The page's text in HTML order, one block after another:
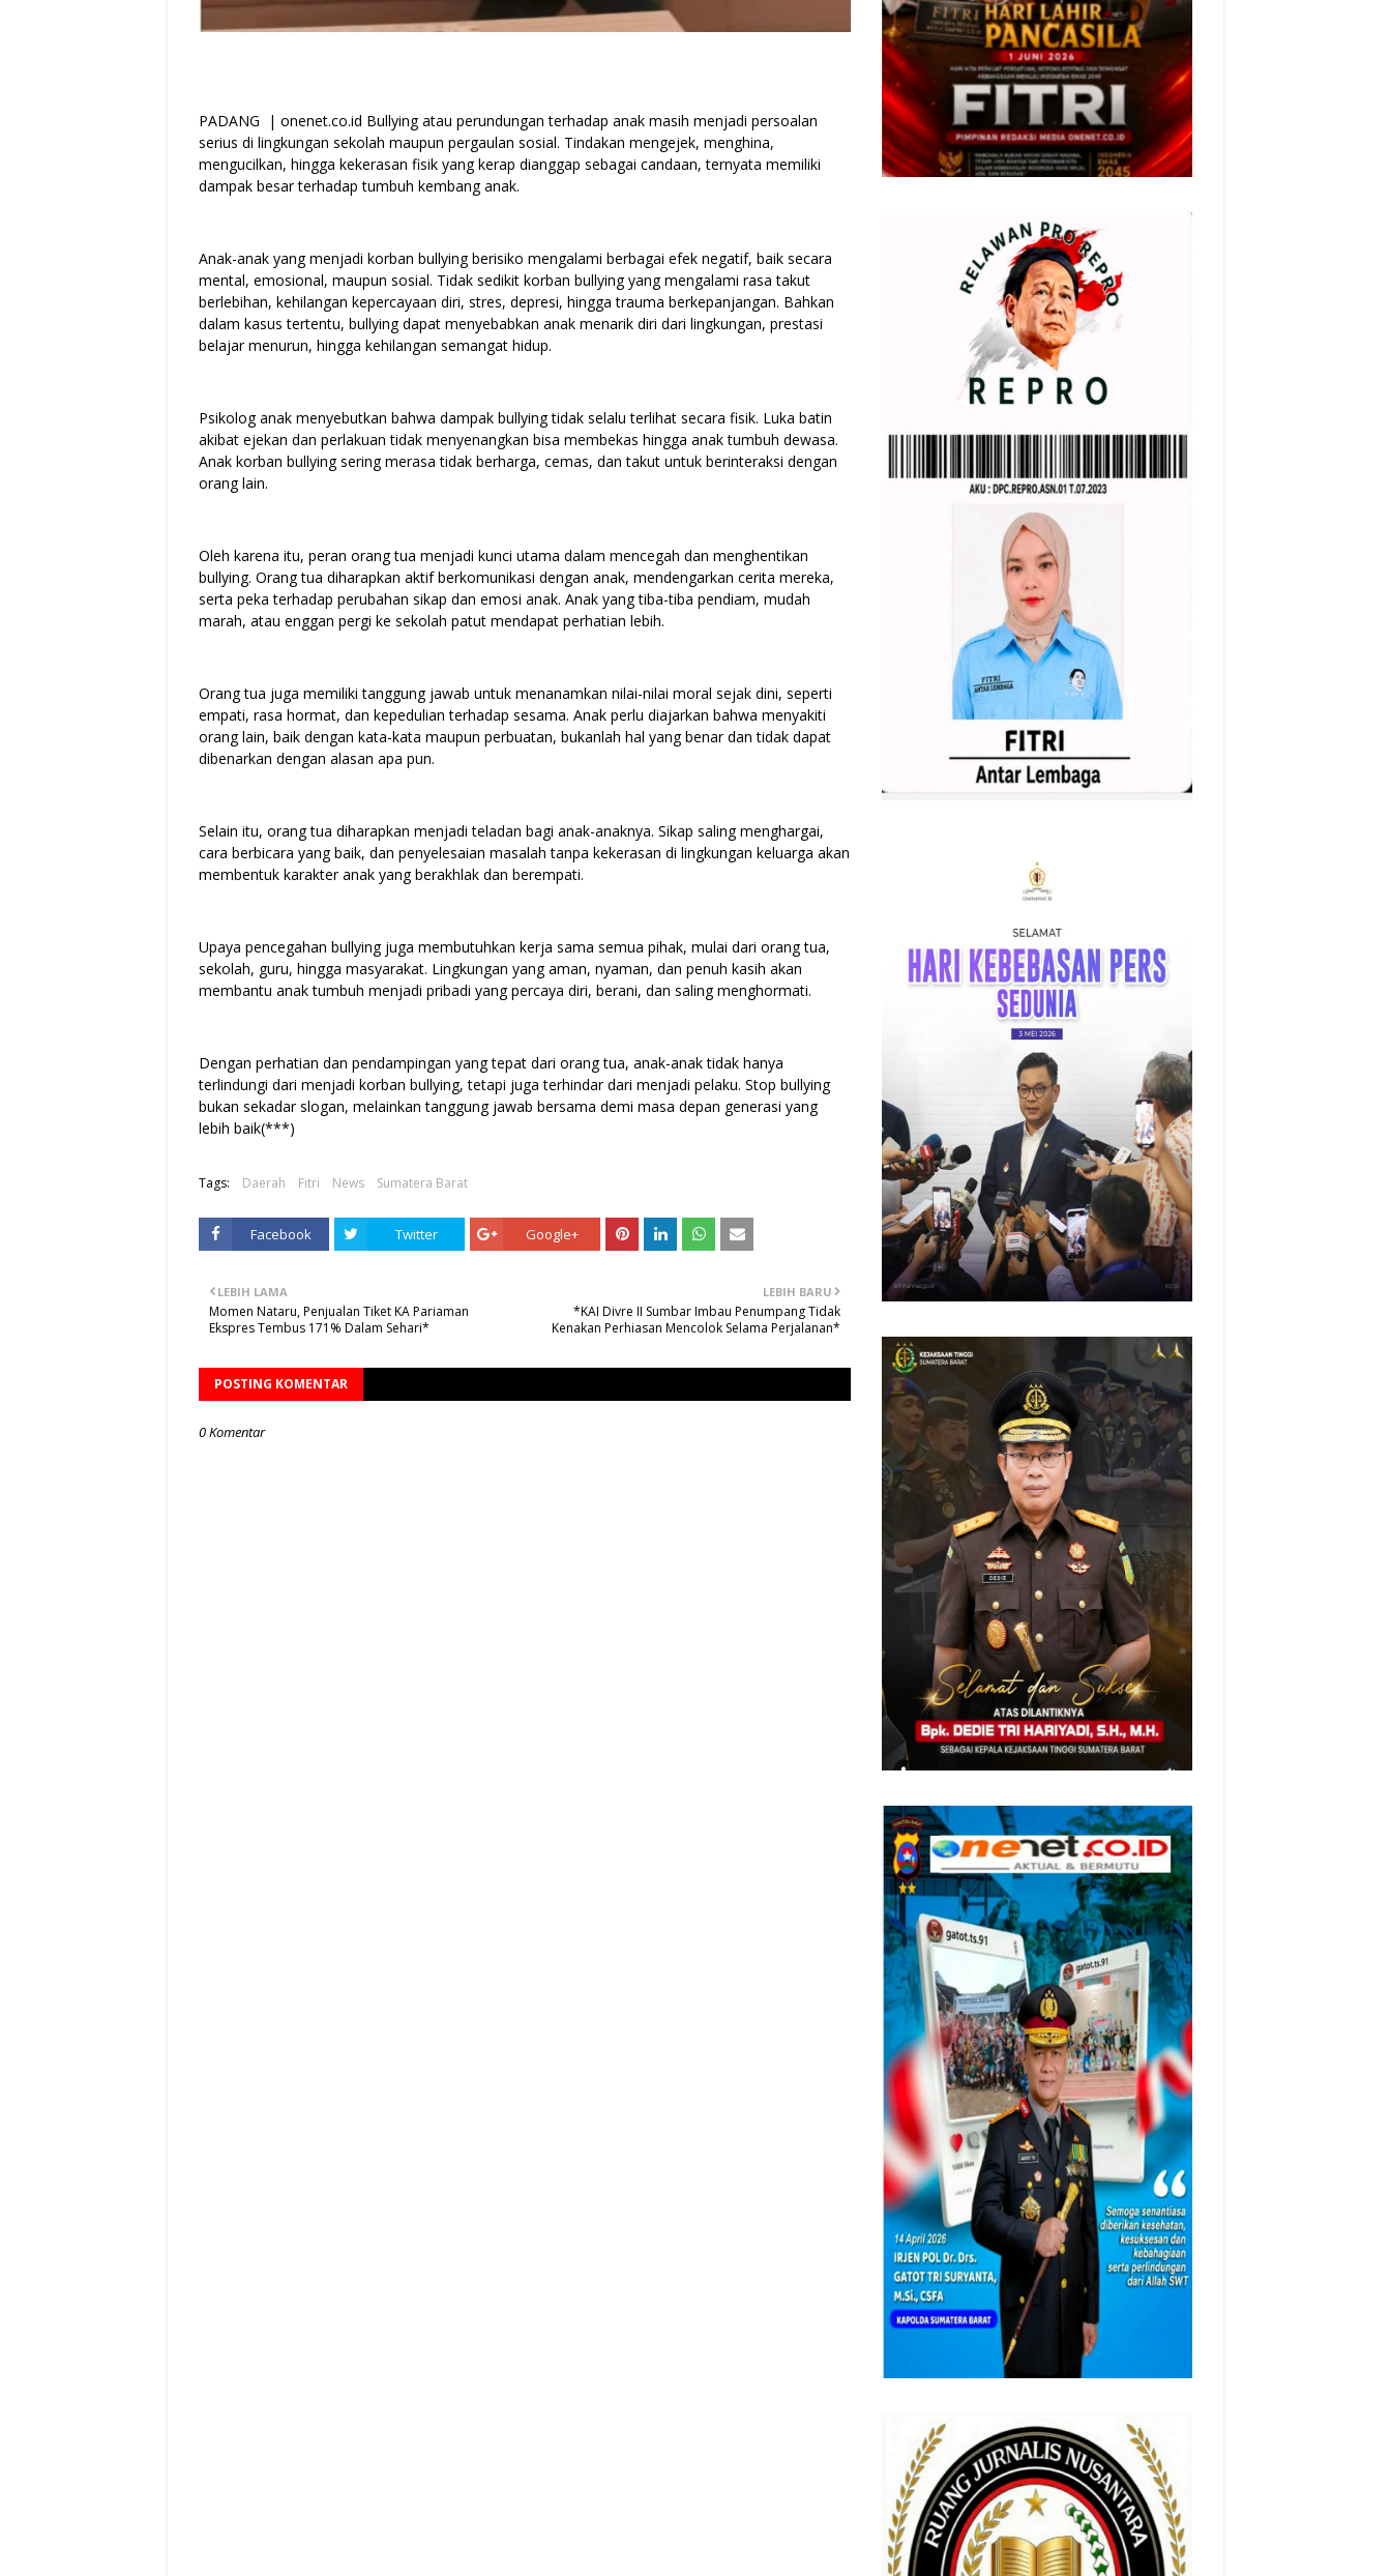
PADANG | onenet.co.id Bullying atau perundungan terhadap anak masih menjadi persoalan
serius di lingkungan sekolah maupun pergaulan sosial. Tindakan mengejek, menghina,
mengucilkan, hingga kekerasan fisik yang kerap dianggap sebagai candaan, ternyata memiliki
dampak besar terhadap tumbuh kembang anak.
Anak-anak yang menjadi korban bullying berisiko mengalami berbagai efek negatif, baik secara
mental, emosional, maupun sosial. Tidak sedikit korban bullying yang mengalami rasa takut
berlebihan, kehilangan kepercayaan diri, stres, depresi, hingga trauma berkepanjangan. Bahkan
dalam kasus tertentu, bullying dapat menyebabkan anak menarik diri dari lingkungan, prestasi
belajar menurun, hingga kehilangan semangat hidup.
Psikolog anak menyebutkan bahwa dampak bullying tidak selalu terlihat secara fisik. Luka batin
akibat ejekan dan perlakuan tidak menyenangkan bisa membekas hingga anak tumbuh dewasa.
Anak korban bullying sering merasa tidak berharga, cemas, dan takut untuk berinteraksi dengan
orang lain.
Oleh karena itu, peran orang tua menjadi kunci utama dalam mencegah dan menghentikan
bullying. Orang tua diharapkan aktif berkomunikasi dengan anak, mendengarkan cerita mereka,
serta peka terhadap perubahan sikap dan emosi anak. Anak yang tiba-tiba pendiam, mudah
marah, atau enggan pergi ke sekolah patut mendapat perhatian lebih.
Orang tua juga memiliki tanggung jawab untuk menanamkan nilai-nilai moral sejak dini, seperti
empati, rasa hormat, dan kepedulian terhadap sesama. Anak perlu diajarkan bahwa menyakiti
orang lain, baik dengan kata-kata maupun perbuatan, bukanlah hal yang benar dan tidak dapat
dibenarkan dengan alasan apa pun.
Selain itu, orang tua diharapkan menjadi teladan bagi anak-anaknya. Sikap saling menghargai,
cara berbicara yang baik, dan penyelesaian masalah tanpa kekerasan di lingkungan keluarga akan
membentuk karakter anak yang berakhlak dan berempati.
Upaya pencegahan bullying juga membutuhkan kerja sama semua pihak, mulai dari orang tua,
sekolah, guru, hingga masyarakat. Lingkungan yang aman, nyaman, dan penuh kasih akan
membantu anak tumbuh menjadi pribadi yang percaya diri, berani, dan saling menghormati.
Dengan perhatian dan pendampingan yang tepat dari orang tua, anak-anak tidak hanya
terlindungi dari menjadi korban bullying, tetapi juga terhindar dari menjadi pelaku. Stop bullying
bukan sekadar slogan, melainkan tanggung jawab bersama demi masa depan generasi yang
lebih baik(***)
Tags: Daerah Fitri News Sumatera Barat
Facebook Twitter Google+
LEBIH BARU
*KAI Divre II Sumbar Imbau Penumpang Tidak
Kenakan Perhiasan Mencolok Selama Perjalanan*
LEBIH LAMA
Momen Nataru, Penjualan Tiket KA Pariaman
Ekspres Tembus 171% Dalam Sehari*
POSTING KOMENTAR
0 Komentar